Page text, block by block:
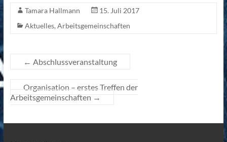
Tamara Hallmann
15. Juli 2017
Aktuelles, Arbeitsgemeinschaften
← Abschlussveranstaltung
Organisation – erstes Treffen der
Arbeitsgemeinschaften →